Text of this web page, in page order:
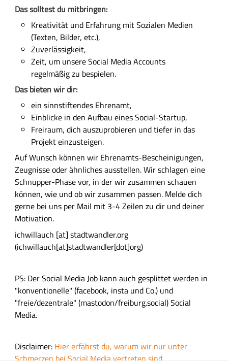
Das solltest du mitbringen:
Kreativität und Erfahrung mit Sozialen Medien
(Texten, Bilder, etc.),
Zuverlässigkeit,
Zeit, um unsere Social Media Accounts
regelmäßig zu bespielen.
Das bieten wir dir:
ein sinnstiftendes Ehrenamt,
Einblicke in den Aufbau eines Social-Startup,
Freiraum, dich auszuprobieren und tiefer in das
Projekt einzusteigen.
Auf Wunsch können wir Ehrenamts-Bescheinigungen,
Zeugnisse oder ähnliches ausstellen. Wir schlagen eine
Schnupper-Phase vor, in der wir zusammen schauen
können, wie und ob wir zusammen passen. Melde dich
gerne bei uns per Mail mit 3-4 Zeilen zu dir und deiner
Motivation.
ichwillauch [at] stadtwandler.org
(ichwillauch[at]stadtwandler[dot]org)
PS: Der Social Media Job kann auch gesplittet werden in
"konventionelle" (facebook, insta und Co.) und
"freie/dezentrale" (mastodon/freiburg.social) Social
Media.
Disclaimer: Hier erfährst du, warum wir nur unter